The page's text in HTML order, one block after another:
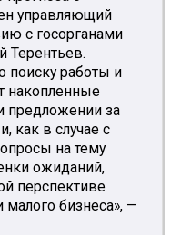
управляющий
с госорганами
Терентьев.
поиску работы и
накопленные
предложении за
как в случае с
на тему
ожиданий,
перспективе
бизнеса», —